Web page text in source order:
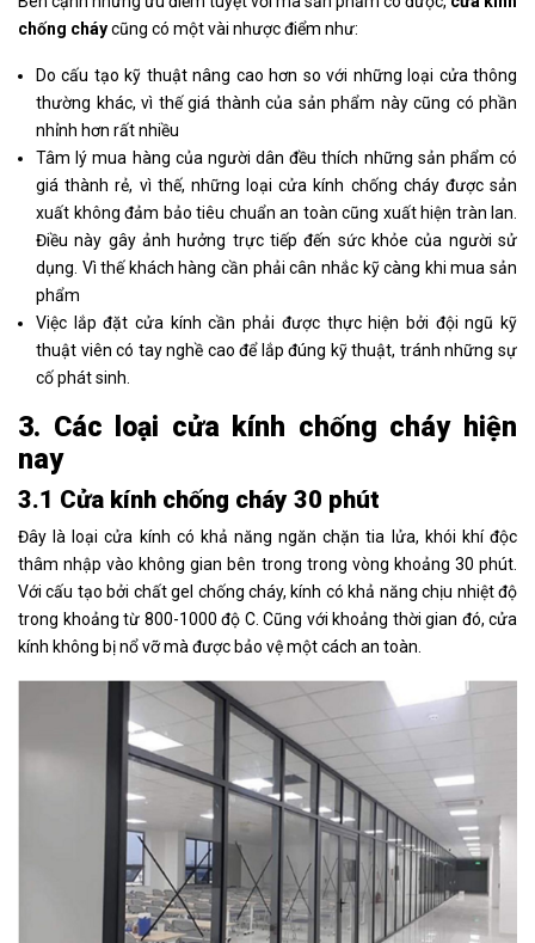
chống cháycũng có một vài nhược điểm như:
Do cấu tạo kỹ thuật nâng cao hơn so với những loại cửa thông
thường khác, vì thế giá thành của sản phẩm này cũng có phần
nhỉnh hơn rất nhiều
Tâm lý mua hàng của người dân đều thích những sản phẩm có
giá thành rẻ, vì thế, những loại cửa kính chống cháy được sản
xuất không đảm bảo tiêu chuẩn an toàn cũng xuất hiện tràn lan.
Điều này gây ảnh hưởng trực tiếp đến sức khỏe của người sử
dụng. Vì thế khách hàng cần phải cân nhắc kỹ càng khi mua sản
phẩm
Việc lắp đặt cửa kính cần phải được thực hiện bởi đội ngũ kỹ
thuật viên có tay nghề cao để lắp đúng kỹ thuật, tránh những sự
cố phát sinh.
3. Các loại cửa kính chống cháy hiện
nay
3.1 Cửa kính chống cháy 30 phút
Đây là loại cửa kính có khả năng ngăn chặn tia lửa, khói khí độc
thâm nhập vào không gian bên trong trong vòng khoảng 30 phút.
Với cấu tạo bởi chất gel chống cháy, kính có khả năng chịu nhiệt độ
trong khoảng từ 800-1000 độ C. Cũng với khoảng thời gian đó, cửa
kính không bị nổ vỡ mà được bảo vệ một cách an toàn.